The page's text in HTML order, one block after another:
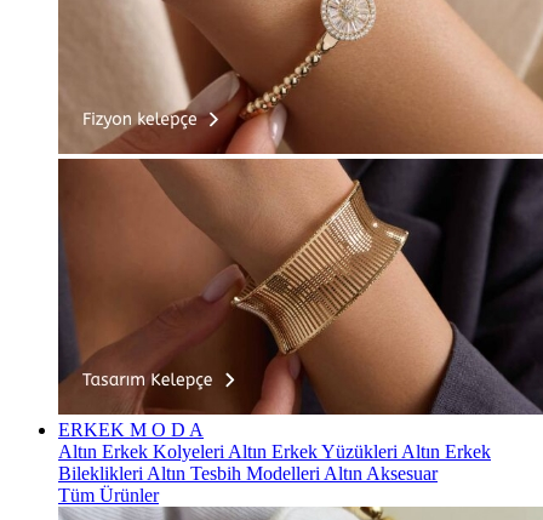
ERKEK M O D A
Altın Erkek Kolyeleri Altın Erkek Yüzükleri Altın Erkek
Bileklikleri Altın Tesbih Modelleri Altın Aksesuar
Tüm Ürünler